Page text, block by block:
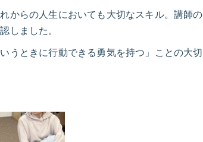
からの人生においても大切なスキル。講師の
しました。
うときに行動できる勇気を持つ」ことの大切